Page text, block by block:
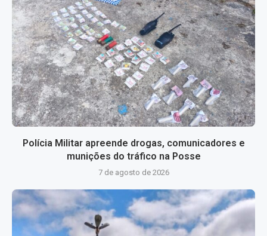
Polícia Militar apreende drogas, comunicadores e
munições do tráfico na Posse
7 de agosto de 2026